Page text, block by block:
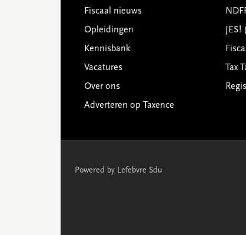
Footer
Fiscaal nieuws
Opleidingen
Kennisbank
Vacatures
Over ons
Adverteren op Taxence
Tax
Powered by Lefebvre Sdu